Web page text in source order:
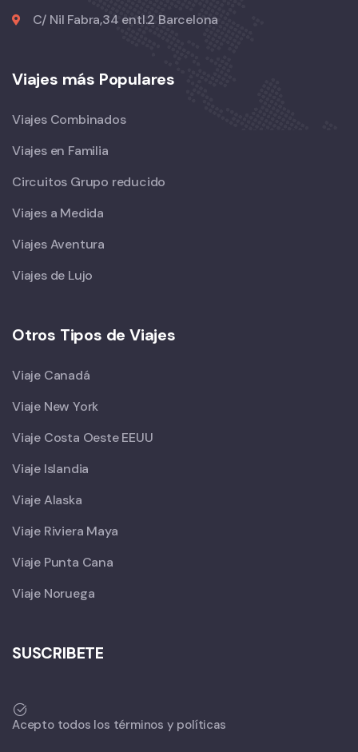
C/ Nil Fabra,34 entl.2 Barcelona
Viajes más Populares
Viajes Combinados
Viajes en Familia
Circuitos Grupo reducido
Viajes a Medida
Viajes Aventura
Viajes de Lujo
Otros Tipos de Viajes
Viaje Canadá
Viaje New York
Viaje Costa Oeste EEUU
Viaje Islandia
Viaje Alaska
Viaje Riviera Maya
Viaje Punta Cana
Viaje Noruega
SUSCRIBETE
Acepto todos los términos y políticas